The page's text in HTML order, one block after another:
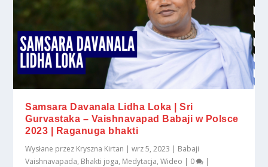
Samsara Davanala Lidha Loka | Sri
Gurvastaka – Vaishnavapad Babaji w Polsce
2023 | Raganuga bhakti
Wysłane przez Kryszna Kirtan |wrz 5, 2023 | Babaji
Vaishnavapada, Bhakti joga, Medytacja,Wideo | 0 |